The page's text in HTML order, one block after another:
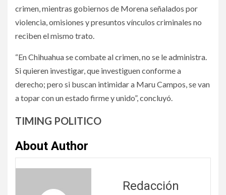
crimen, mientras gobiernos de Morena señalados por
violencia, omisiones y presuntos vínculos criminales no
reciben el mismo trato.
“En Chihuahua se combate al crimen, no se le administra.
Si quieren investigar, que investiguen conforme a
derecho; pero si buscan intimidar a Maru Campos, se van
a topar con un estado firme y unido”, concluyó.
TIMING POLITICO
About Author
Redacción